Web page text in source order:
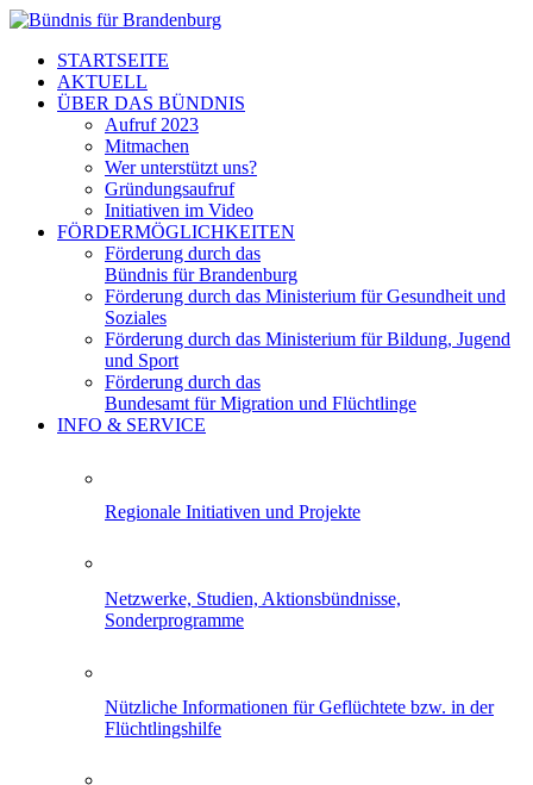
STARTSEITE
AKTUELL
ÜBER DAS BÜNDNIS
Aufruf 2023
Mitmachen
Wer unterstützt uns?
Gründungsaufruf
Initiativen im Video
FÖRDERMÖGLICHKEITEN
Förderung durch das
Bündnis für Brandenburg
Förderung durch das Ministerium für Gesundheit und
Soziales
Förderung durch das Ministerium für Bildung, Jugend
und Sport
Förderung durch das
Bundesamt für Migration und Flüchtlinge
INFO & SERVICE
Regionale Initiativen und Projekte
Netzwerke, Studien, Aktionsbündnisse,
Sonderprogramme
Nützliche Informationen für Geflüchtete bzw. in der
Flüchtlingshilfe